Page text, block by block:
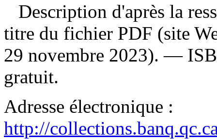
Description d'après la
titre du fichier PDF (site
29 novembre 2023). —
gratuit.
Adresse électronique :
http://